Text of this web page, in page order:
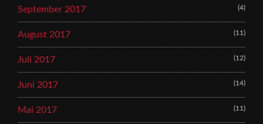
September 2017 (4)
August 2017 (11)
Juli 2017 (12)
Juni 2017 (14)
Mai 2017 (11)